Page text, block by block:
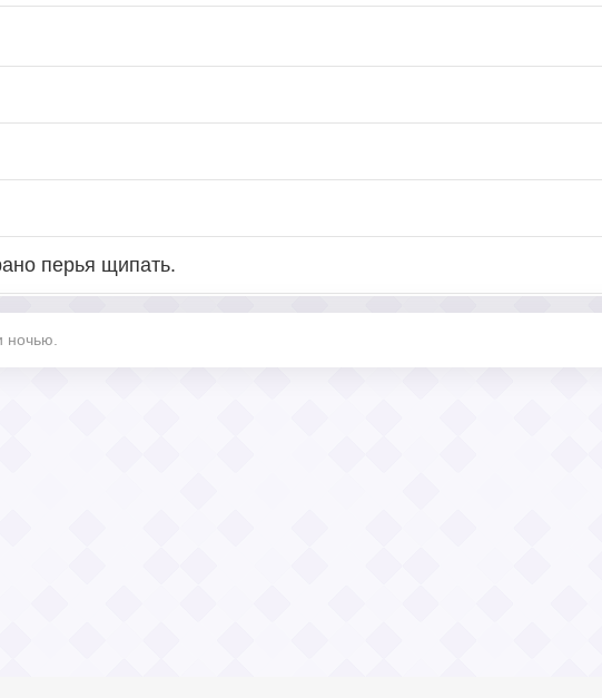
перья щипать.
ночью.